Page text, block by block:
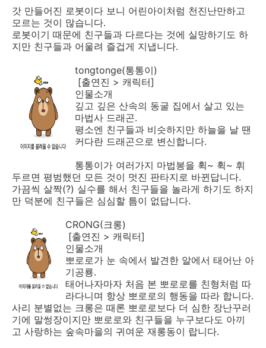
갓 만들어진 로봇이다 보니 어린아이처럼 천진난만하고
모르는 것이 많습니다.
로봇이기 때문에 친구들과 다르다는 것에 실망하기도 하
지만 친구들과 어울려 즐겁게 지냅니다.
tongtonge(통통이)
[출연진 > 캐릭터]
인물소개
깊고 깊은 산속의 동굴 집에서 살고 있는
마법사 드래곤.
평소엔 친구들과 비슷하지만 하늘을 날 땐
커다란 드래곤으로 변신합니다.
통통이가 여러가지 마법봉을 휙~ 휙~ 휘
두르면 평범했던 모든 것이 멋진 판타지로 바뀐답니다.
가끔씩 살짝(?) 실수를 해서 친구들을 놀라게 하기도 하지
만 덕분에 친구들은 심심할 틈이 없답니다.
CRONG(크롱)
[출연진 > 캐릭터]
인물소개
뽀로로가 눈 속에서 발견한 알에서 태어난 아
기공룡.
태어나자마자 처음 본 뽀로로를 친형처럼 따
라다니며 항상 뽀로로의 행동을 따라 합니다.
사리 분별없는 크롱은 때론 뽀로로보다 더 심한 장난꾸러
기에 말썽장이지만 뽀로로와 친구들을 누구보다도 아끼
고 사랑하는 숲속마을의 귀여운 재롱동이 랍니다.